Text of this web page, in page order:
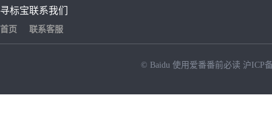
寻标宝
首页
联系我们
联系客服
© Baidu 使用爱番番前必读 沪ICP